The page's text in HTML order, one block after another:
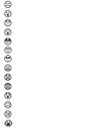
☹️
😮
😯
😲
😳
🥺
🥹
😦
😧
😨
😰
😥
😢
😭